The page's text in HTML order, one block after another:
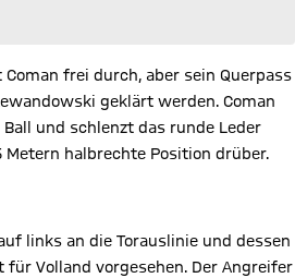
frei durch, aber sein Querpass
geklärt werden. Coman
und schlenzt das runde Leder
halbrechte Position drüber.
links an die Torauslinie und dessen
für Volland vorgesehen. Der Angreifer